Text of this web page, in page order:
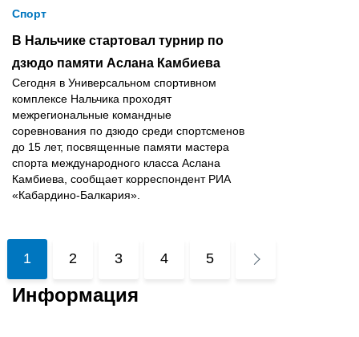
Спорт
В Нальчике стартовал турнир по
дзюдо памяти Аслана Камбиева
Сегодня в Универсальном спортивном
комплексе Нальчика проходят
межрегиональные командные
соревнования по дзюдо среди спортсменов
до 15 лет, посвященные памяти мастера
спорта международного класса Аслана
Камбиева, сообщает корреспондент РИА
«Кабардино-Балкария».
1 2 3 4 5
Информация